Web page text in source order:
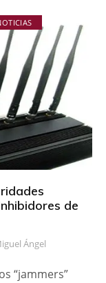
de
Ángel
“jammers”